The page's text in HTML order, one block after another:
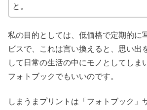
と。
私の目的としては、低価格で定期的に
ビスで、これは言い換えると、思い出
して日常の生活の中にモノとしてしま
フォトブックでもいいのです。
しまうまプリントは「フォトブック」